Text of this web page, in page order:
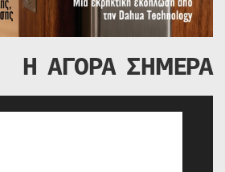
Η ΑΓΟΡΑ ΣΗΜΕΡΑ